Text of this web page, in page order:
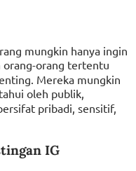
mungkin hanya ingin
orang-orang tertentu
Mereka mungkin
oleh publik,
pribadi, sensitif,
IG